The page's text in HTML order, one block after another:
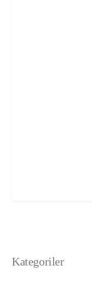
Kategoriler